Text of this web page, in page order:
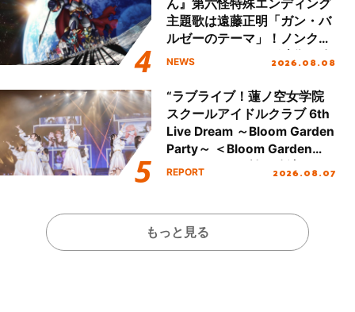
ん』第六怪特殊エンディング
主題歌は遠藤正明「ガン・バ
ルゼーのテーマ」！ノンクレ
ジットエンディング映像も公
NEWS 2026.08.08
“ラブライブ！蓮ノ空女学院
スクールアイドルクラブ 6th
Live Dream ～Bloom Garden
Party～ ＜Bloom Garden
Party Stage／埼玉公演＞”
REPORT 2026.08.07
もっと見る